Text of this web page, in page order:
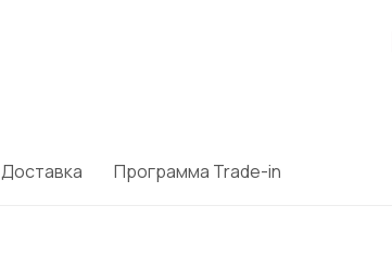
Доставка Программа Trade-in